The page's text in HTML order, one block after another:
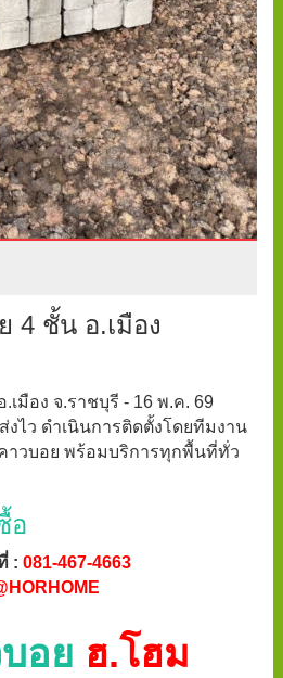
4 ชั้น อ.เมือง
เมือง จ.ราชบุรี - 16 พ.ค. 69
งไว ดำเนินการติดตั้งโดยทีมงาน
าวบอย พร้อมบริการทุกพื้นที่ทั่ว
อ
: 081-467-4663
อย ฮ.โฮม